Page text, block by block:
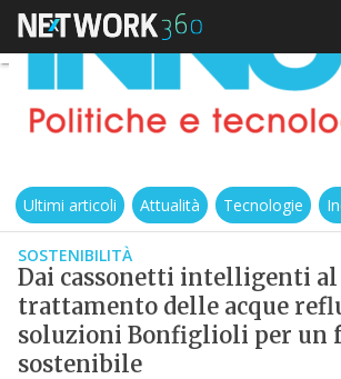
Ultimi articoli Attualità Tecnologie
SOSTENIBILITÀ
Dai cassonetti intelligenti al
trattamento delle acque
soluzioni Bonfiglioli per un
sostenibile